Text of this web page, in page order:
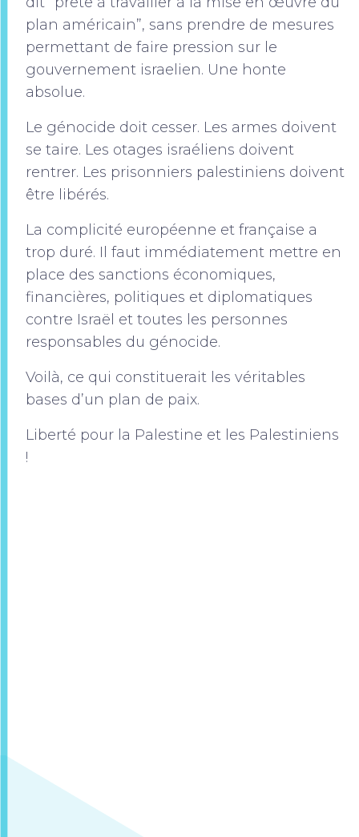
plan américain”, sans prendre de mesures
permettant de faire pression sur le
gouvernement israelien. Une honte
absolue.
Le génocide doit cesser. Les armes doivent
se taire. Les otages israéliens doivent
rentrer. Les prisonniers palestiniens doivent
être libérés.
La complicité européenne et française a
trop duré. Il faut immédiatement mettre en
place des sanctions économiques,
financières, politiques et diplomatiques
contre Israël et toutes les personnes
responsables du génocide.
Voilà, ce qui constituerait les véritables
bases d’un plan de paix.
Liberté pour la Palestine et les Palestiniens
!